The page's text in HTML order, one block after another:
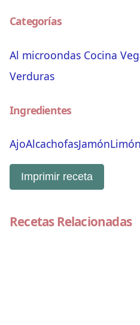
Categorías
Al microondas Cocina
Verduras
Ingredientes
AjoAlcachofasJamónLimón
Imprimir receta
Recetas Relacionadas